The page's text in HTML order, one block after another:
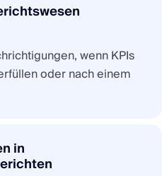
wenn KPIs
oder nach einem
in